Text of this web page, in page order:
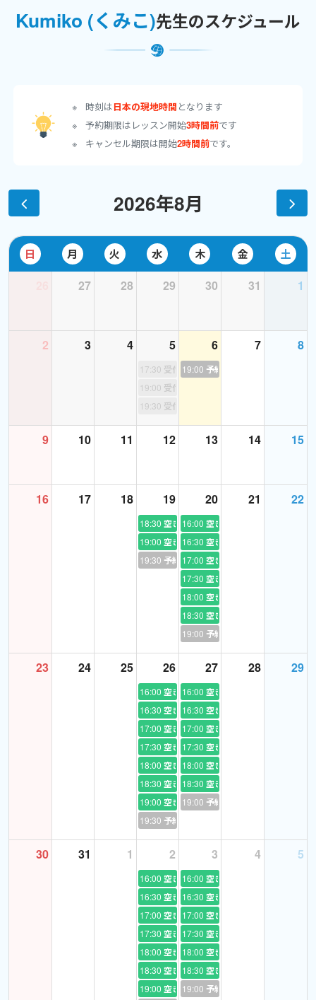
Kumiko (くみこ)先生のスケジュール
時刻は日本の現地時間 となります
予約期限はレッスン開始3時間前です
キャンセル期限は開始2時間前です。
2026年8月
日 月 火 水 木 金 土
27 28 29 30 31 1
2 3 4 5
17:30 受付終了
19:00 受付終了
19:30 受付終了
6
19:00 予約あり
7 8
9 10 11 12 13 14 15
16 17 18 19
18:30 空き
19:00 空き
19:30 予約あり
20
16:00 空き
16:30 空き
17:00 空き
17:30 空き
18:00 空き
18:30 空き
19:00 予約あり
21 22
23 24 25 26
16:00 空き
16:30 空き
17:00 空き
17:30 空き
18:00 空き
18:30 空き
19:00 空き
19:30 予約あり
27
16:00 空き
16:30 空き
17:00 空き
17:30 空き
18:00 空き
18:30 空き
19:00 予約あり
28 29
30 31 1 2
16:00 空き
16:30 空き
17:00 空き
17:30 空き
18:00 空き
18:30 空き
19:00 空き
3
16:00 空き
16:30 空き
17:00 空き
17:30 空き
18:00 空き
18:30 空き
19:00 予約あり
4 5